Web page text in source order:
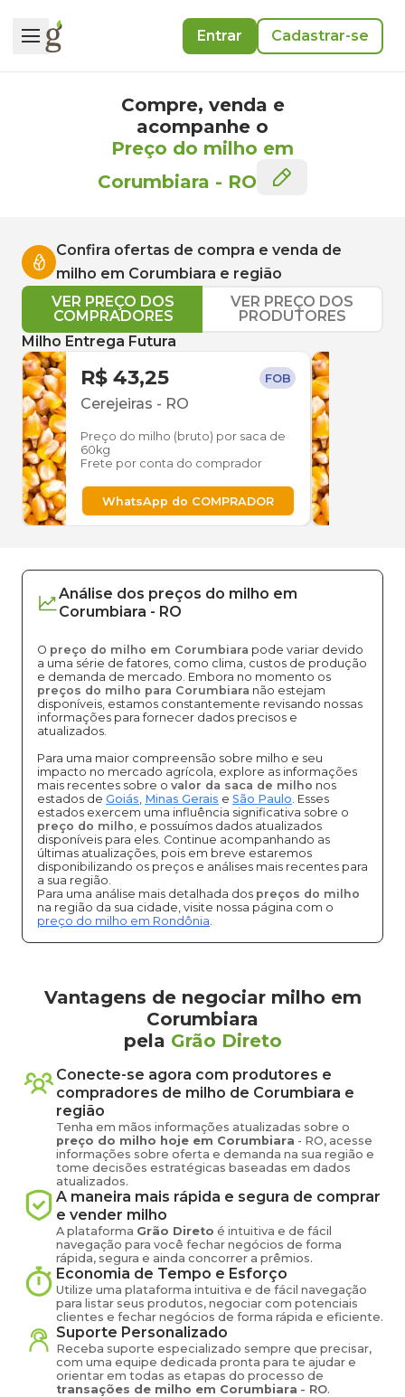
Entrar Cadastrar-se
Compre, venda e
acompanhe o
Preço do milho em
Corumbiara - RO
Confira ofertas de compra e venda de
milho em Corumbiara e região
VER PREÇO DOS
COMPRADORES
VER PREÇO DOS
PRODUTORES
Milho Entrega Futura
R$ 43,25 FOB
Cerejeiras - RO
Preço do milho (bruto) por saca de
60kg
Frete por conta do comprador
WhatsApp do COMPRADOR
Análise dos preços do milho em
Corumbiara - RO
O preço do milho em Corumbiara pode variar devido
a uma série de fatores, como clima, custos de produção
e demanda de mercado. Embora no momento os
preços do milho para Corumbiara não estejam
disponíveis, estamos constantemente revisando nossas
informações para fornecer dados precisos e
atualizados.
Para uma maior compreensão sobre milho e seu
impacto no mercado agrícola, explore as informações
mais recentes sobre o valor da saca de milho nos
estados de Goiás, Minas Gerais e São Paulo. Esses
estados exercem uma influência significativa sobre o
preço do milho, e possuímos dados atualizados
disponíveis para eles. Continue acompanhando as
últimas atualizações, pois em breve estaremos
disponibilizando os preços e análises mais recentes para
a sua região.
Para uma análise mais detalhada dos preços do milho
na região da sua cidade, visite nossa página com o
preço do milho em Rondônia.
Vantagens de negociar milho em
Corumbiara
pela Grão Direto
Conecte-se agora com produtores e
compradores de milho de Corumbiara e
região
Tenha em mãos informações atualizadas sobre o
preço do milho hoje em Corumbiara - RO, acesse
informações sobre oferta e demanda na sua região e
tome decisões estratégicas baseadas em dados
atualizados.
A maneira mais rápida e segura de comprar
e vender milho
A plataforma Grão Direto é intuitiva e de fácil
navegação para você fechar negócios de forma
rápida, segura e ainda concorrer a prêmios.
Economia de Tempo e Esforço
Utilize uma plataforma intuitiva e de fácil navegação
para listar seus produtos, negociar com potenciais
clientes e fechar negócios de forma rápida e eficiente.
Suporte Personalizado
Receba suporte especializado sempre que precisar,
com uma equipe dedicada pronta para te ajudar e
orientar em todas as etapas do processo de
transações de milho em Corumbiara - RO.